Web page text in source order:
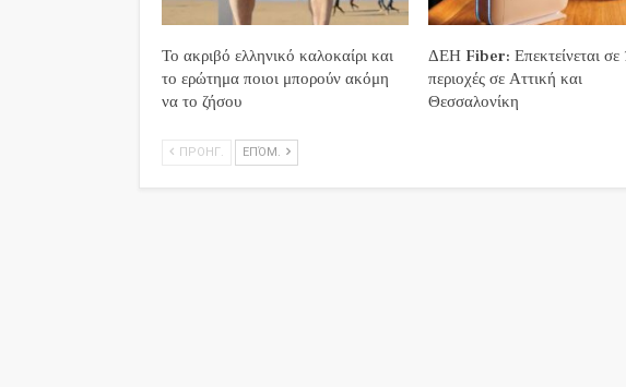
Το ακριβό ελληνικό καλοκαίρι και
το ερώτημα ποιοι μπορούν ακόμη
να το ζήσου
ΔΕΗ Fiber: Επεκτείνεται σε
περιοχές σε Αττική και
Θεσσαλονίκη
ΠΡΟΗΓ. ΕΠΌΜ.